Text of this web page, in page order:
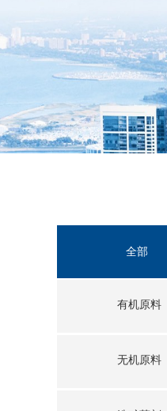
全部
有机原料
无机原料